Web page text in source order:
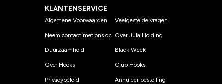
KLANTENSERVICE
Algemene Voorwaarden
Neem contact met ons op
Duurzaamheid
Over Hööks
Privacybeleid
Veelgestelde vragen
Over Jula Holding
Black Week
Club Hööks
Annuleer bestelling